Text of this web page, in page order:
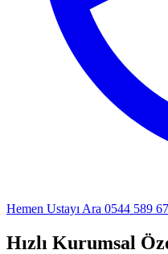
Hemen Ustayı Ara 0544 589
Hızlı Kurumsal